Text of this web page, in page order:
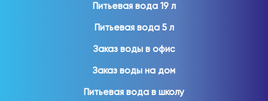
Питьевая вода 19 л
Питьевая вода 5 л
Заказ воды в офис
Заказ воды на дом
Питьевая вода в школу